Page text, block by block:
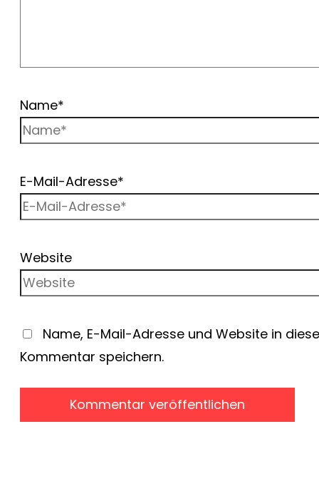
Name*
E-Mail-Adresse*
Website
Name, E-Mail-Adresse und Website in
Kommentar speichern.